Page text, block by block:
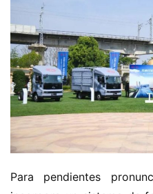
Para pendientes